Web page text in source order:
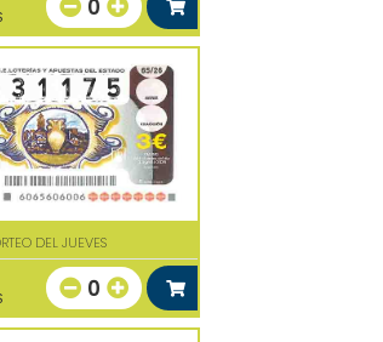
0
DEL JUEVES
0